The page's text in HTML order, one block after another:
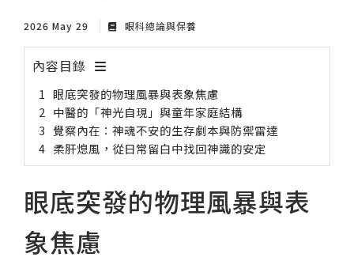
紙本陪伴．眼癒力
聆聽共鳴．講座紀實
2026 May 29 眼科總論與保養
內容目錄
眼底突發的物理風暴與表象焦慮
中醫的「神光自現」與童年家庭結構
覺察內在：神魂不安的生存劇本與防禦雷達
柔肝熄風，從日常留白中找回神識的安定
眼底突發的物理風暴與表
象焦慮